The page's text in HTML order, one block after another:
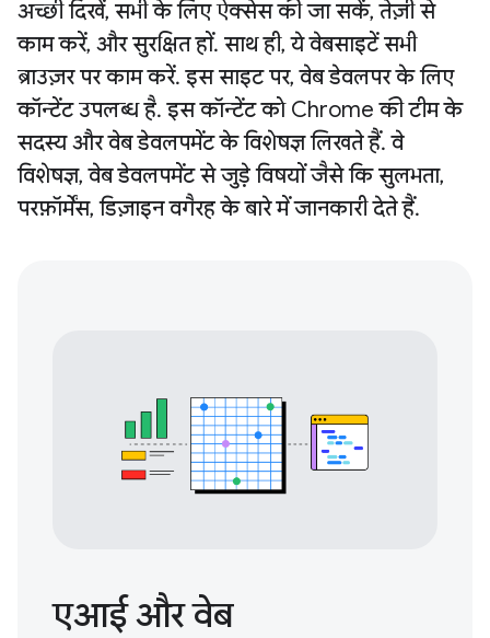
अच्छी दिखें, सभी के लिए ऐक्सेस की जा सकें, तेज़ी से
काम करें, और सुरक्षित हों. साथ ही, ये वेबसाइटें सभी
ब्राउज़र पर काम करें. इस साइट पर, वेब डेवलपर के लिए
कॉन्टेंट उपलब्ध है. इस कॉन्टेंट को Chrome की टीम के
सदस्य और वेब डेवलपमेंट के विशेषज्ञ लिखते हैं. वे
विशेषज्ञ, वेब डेवलपमेंट से जुड़े विषयों जैसे कि सुलभता,
परफ़ॉर्मेंस, डिज़ाइन वगैरह के बारे में जानकारी देते हैं.
एआई और वेब